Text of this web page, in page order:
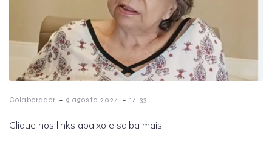
Colaborador - 9 agosto 2024 - 14:33
Clique nos links abaixo e saiba mais: